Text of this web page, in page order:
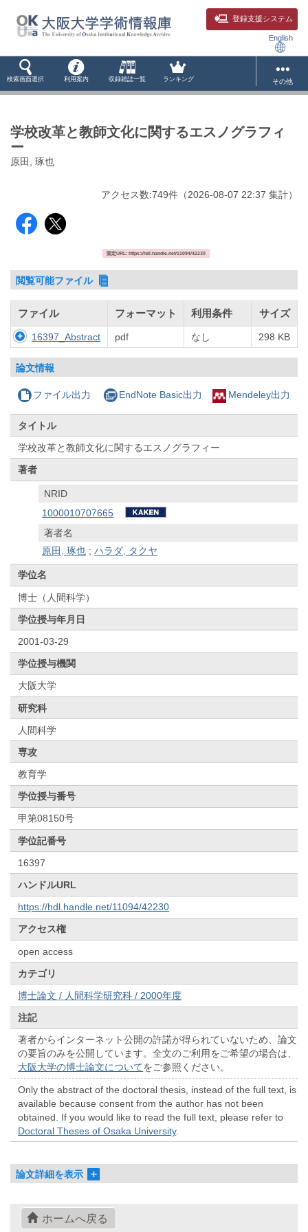
登録支援システム
English
検索画面選択 利用案内 収録雑誌一覧 ランキング その他
学校改革と教師文化に関するエスノグラフィ
ー
原田, 琢也
アクセス数:749件 （2026-08-07 22:37 集計）
固定URL: https://hdl.handle.net/11094/42230
閲覧可能ファイル
ファイル フォーマット 利用条件 サイズ
16397_Abstract pdf なし 298 KB
論文情報
ファイル出力 EndNote Basic出力 Mendeley出力
タイトル
学校改革と教師文化に関するエスノグラフィー
著者
NRID
1000010707665
著者名
原田, 琢也 ;ハラダ, タクヤ
学位名
博士（人間科学）
学位授与年月日
2001-03-29
学位授与機関
大阪大学
研究科
人間科学
専攻
教育学
学位授与番号
甲第08150号
学位記番号
16397
ハンドルURL
https://hdl.handle.net/11094/42230
アクセス権
open access
カテゴリ
博士論文 / 人間科学研究科 / 2000年度
注記
著者からインターネット公開の許諾が得られていないため、論文
の要旨のみを公開しています。全文のご利用をご希望の場合は、
大阪大学の博士論文についてをご参照ください。
Only the abstract of the doctoral thesis, instead of the full text, is
available because consent from the author has not been
obtained. If you would like to read the full text, please refer to
Doctoral Theses of Osaka University.
論文詳細を表示
ホームへ戻る